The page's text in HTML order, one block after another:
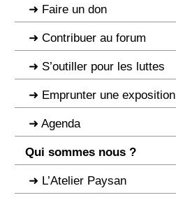
Faire un don
Contribuer au forum
S’outiller pour les luttes
Emprunter une exposition
Agenda
Qui sommes nous ?
L’Atelier Paysan